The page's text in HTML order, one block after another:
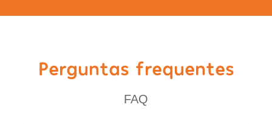
Perguntas frequentes
FAQ